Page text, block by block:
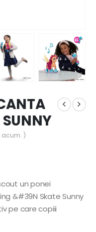
acum. )
un ponei
&#39N Skate Sunny
pe care copiii